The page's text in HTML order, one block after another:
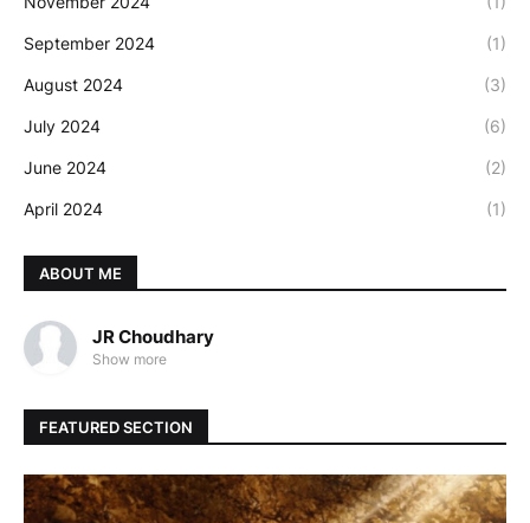
September 2024 (1)
August 2024 (3)
July 2024 (6)
June 2024 (2)
April 2024 (1)
ABOUT ME
JR Choudhary
Show more
FEATURED SECTION